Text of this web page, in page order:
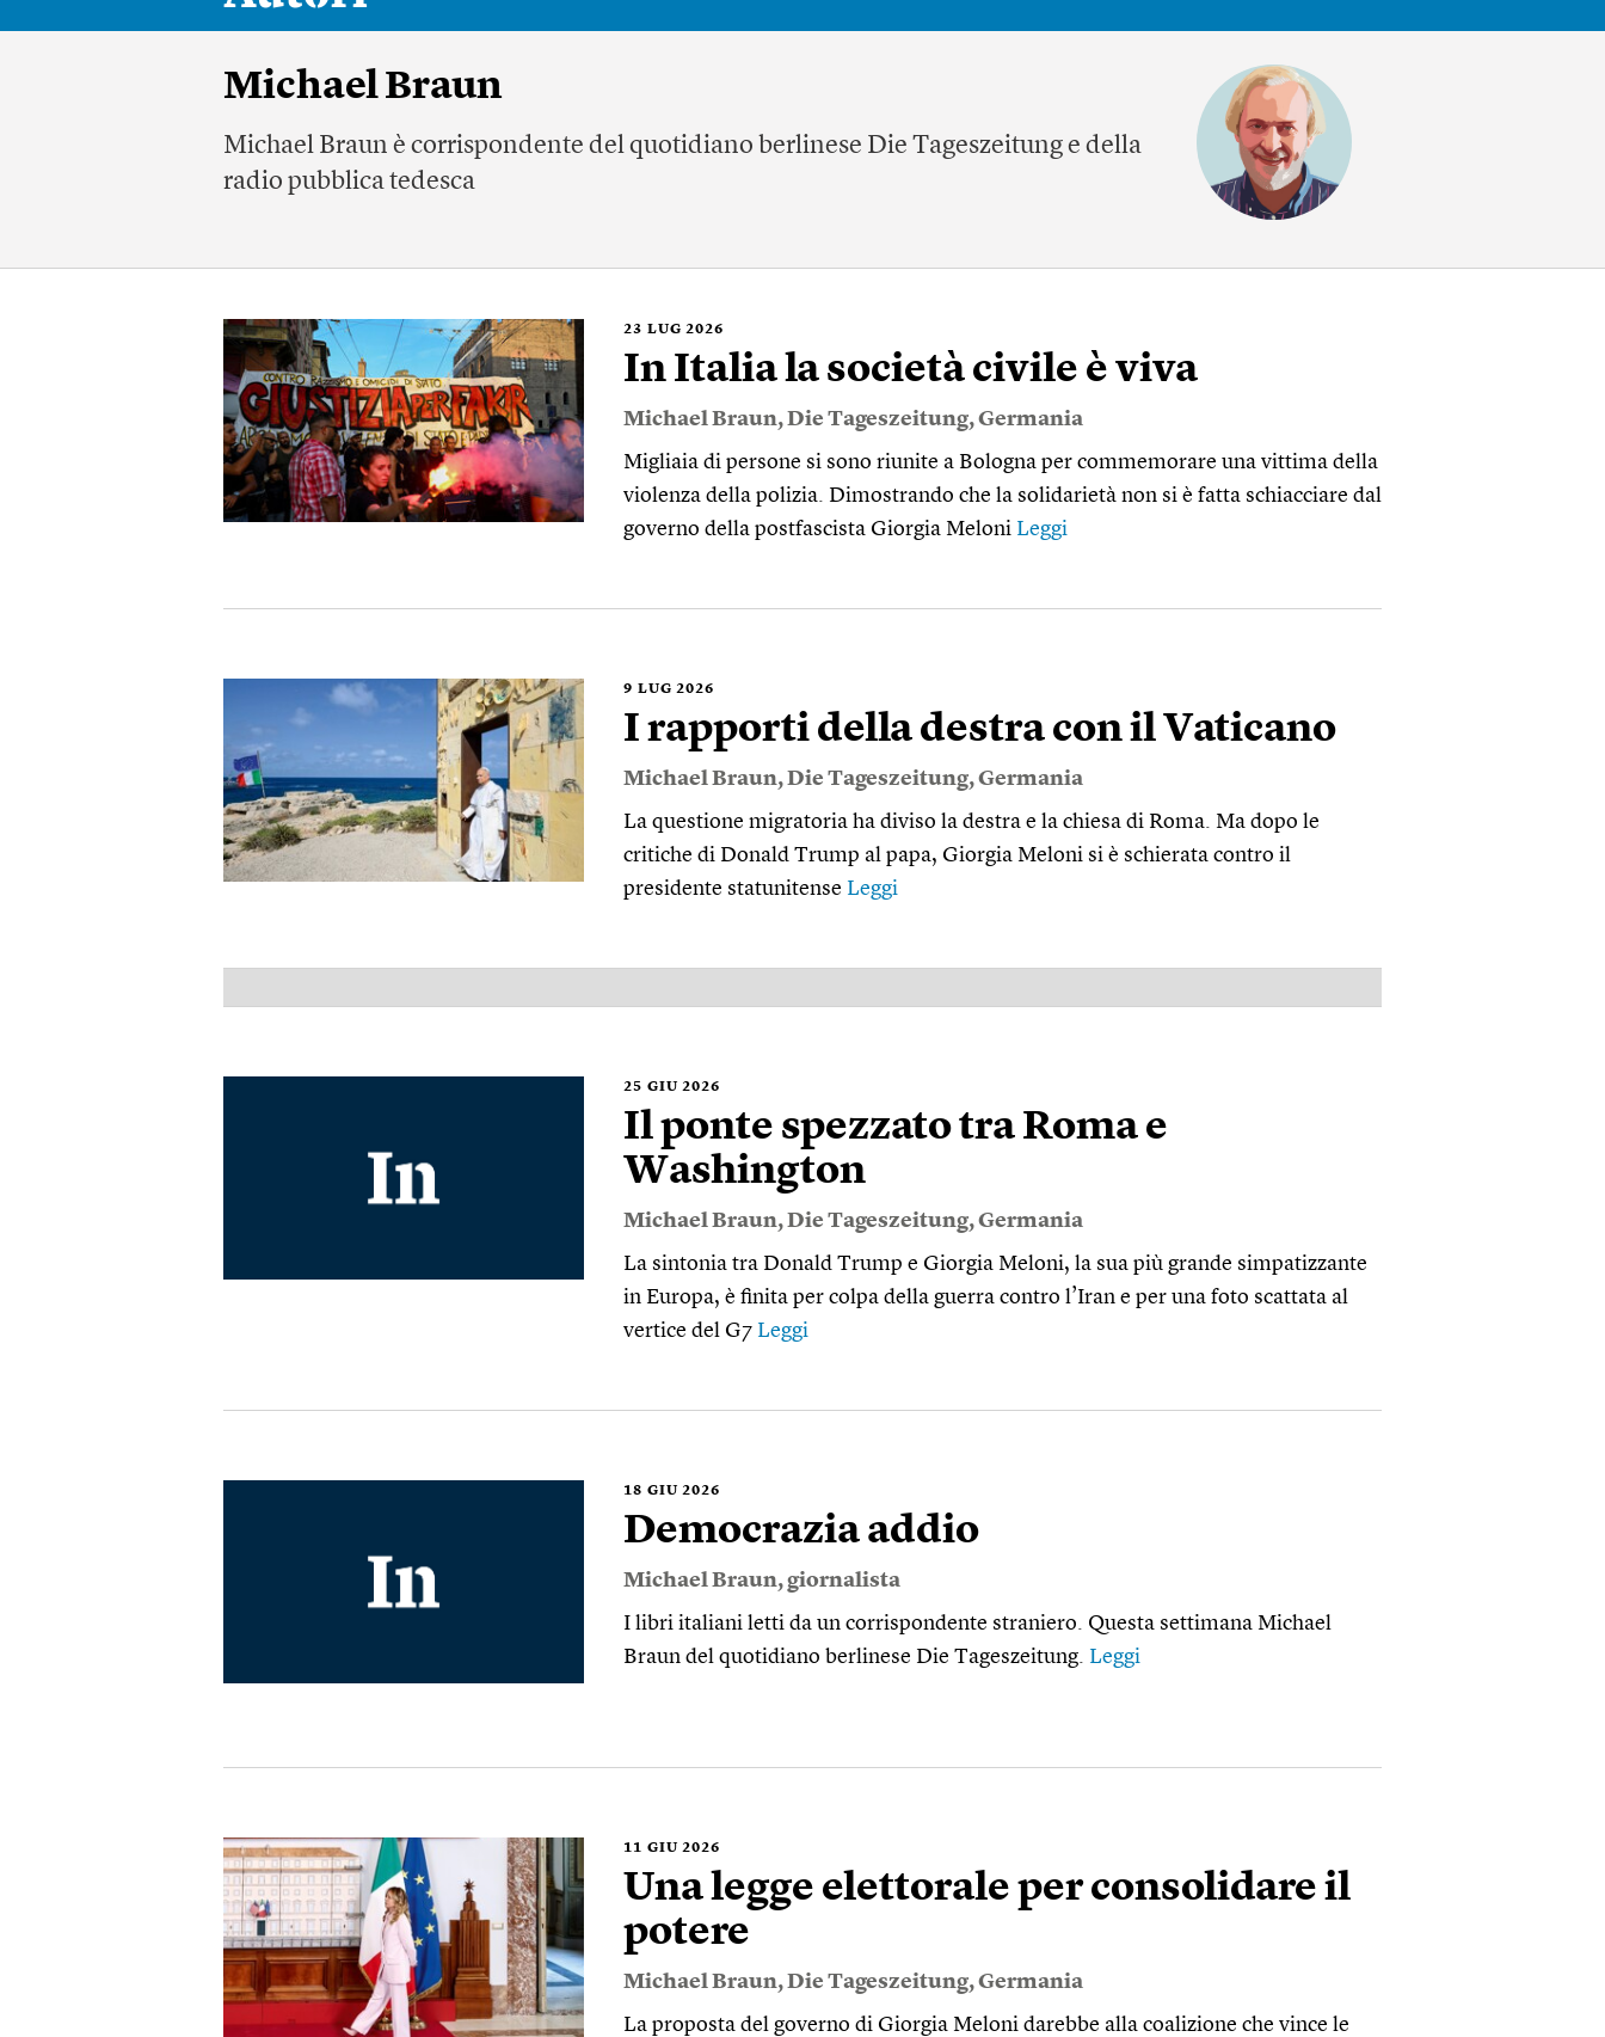
Michael Braun
Michael Braun è corrispondente del quotidiano berlinese Die Tageszeitung e della
radio pubblica tedesca
23 LUG 2026
In Italia la società civile è viva
Michael Braun,Die Tageszeitung,Germania
Migliaia di persone si sono riunite a Bologna per commemorare una vittima della
violenza della polizia. Dimostrando che la solidarietà non si è fatta schiacciare dal
governo della postfascista Giorgia Meloni Leggi
9 LUG 2026
I rapporti della destra con il Vaticano
Michael Braun,Die Tageszeitung,Germania
La questione migratoria ha diviso la destra e la chiesa di Roma. Ma dopo le
critiche di Donald Trump al papa, Giorgia Meloni si è schierata contro il
presidente statunitense Leggi
25 GIU 2026
Il ponte spezzato tra Roma e
Washington
Michael Braun,Die Tageszeitung,Germania
La sintonia tra Donald Trump e Giorgia Meloni, la sua più grande simpatizzante
in Europa, è finita per colpa della guerra contro l’Iran e per una foto scattata al
vertice del G7 Leggi
18 GIU 2026
Democrazia addio
Michael Braun, giornalista
I libri italiani letti da un corrispondente straniero. Questa settimana Michael
Braun del quotidiano berlinese Die Tageszeitung. Leggi
11 GIU 2026
Una legge elettorale per consolidare il
potere
Michael Braun,Die Tageszeitung,Germania
La proposta del governo di Giorgia Meloni darebbe alla coalizione che vince le